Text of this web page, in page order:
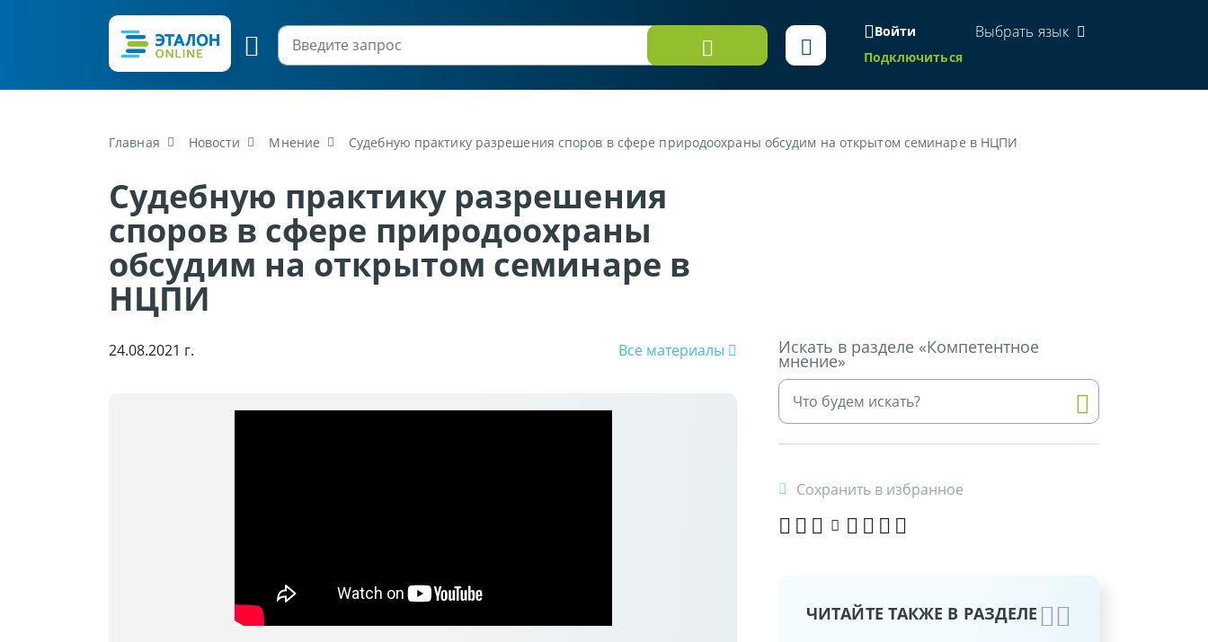
Войти
Подключиться
Выбрать язык
Главная Новости Мнение Судебную практику разрешения споров в сфере природоохраны обсудим на открытом семинаре в НЦПИ
Судебную практику разрешения
споров в сфере природоохраны
обсудим на открытом семинаре в
НЦПИ
24.08.2021 г. Все материалы Искать в разделе «Компетентное
мнение»
Сохранить в избранное
ЧИТАЙТЕ ТАКЖЕ В РАЗДЕЛЕ